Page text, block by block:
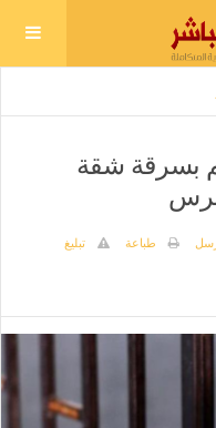
بسرقة شقة
برس
طباعة
تبليغ